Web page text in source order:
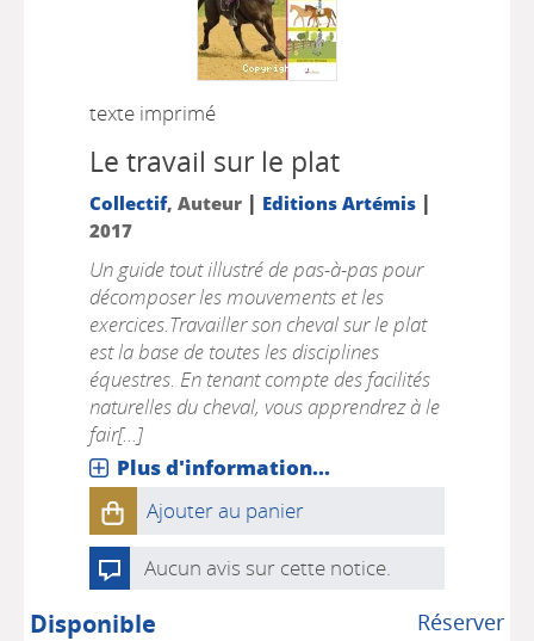
texte imprimé
Le travail sur le plat
Collectif, Auteur | Editions Artémis|
2017
Un guide tout illustré de pas-à-pas pour
décomposer les mouvements et les
exercices.Travailler son cheval sur le plat
est la base de toutes les disciplines
équestres. En tenant compte des facilités
naturelles du cheval, vous apprendrez à le
fair[...]
Plus d'information...
Ajouter au panier
Aucun avis sur cette notice.
Réserver
Disponible